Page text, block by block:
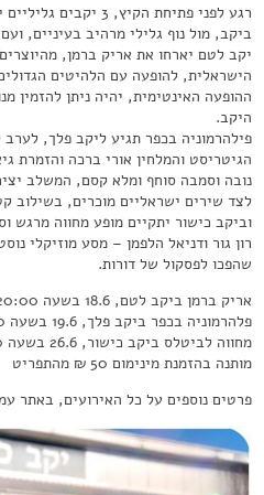
רגע לפני פתיחת הקיץ, 3
ביקב, מול נוף גלילי מרהיב בעיניים,
יקב לטם יארחו את אריק ברמן,
הישראלית, להופעה עם הלהיטים
ההופעה האינטימית, יהיה ניתן להזמין
היקב.
פילהרמוניה בכפר תגיע ליקב פלך,
הגיטריסט והמלחין אורי ברכה והזמרת
נובה וסמבה סוחף ומלא קסם, המשלב
לצד שירים ישראליים מוכרים, בשילוב
וביקב כישור יתקיים מופע מחווה מרגש
רון גור ודניאל הלפמן – מסע מוזיקלי
שהפכו לפסקול של דורות.
אריק ברמן ביקב לטם, 18.6 בשעה 20:00, מחיר: 80 ₪
פלהרמוניה בכפר ביקב פלך, 19.6 בשעה 16:00, מחיר: 100 ₪
מותנה בהזמנת מינימום 50 ₪ מהתפריט
פרטים נוספים על כל האירועים, באתר